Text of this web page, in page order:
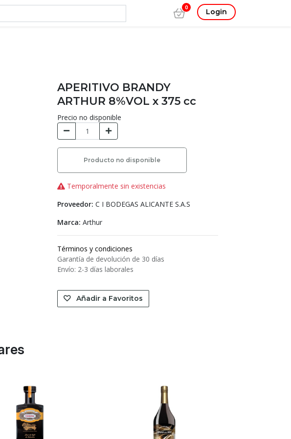
0 Login
APERITIVO BRANDY
ARTHUR 8%VOL x 375 cc
Precio no disponible
Producto no disponible
Temporalmente sin existencias
Proveedor: C I BODEGAS ALICANTE S.A.S
Marca: Arthur
Términos y condiciones
Garantía de devolución de 30 días
Envío: 2-3 días laborales
Añadir a Favoritos